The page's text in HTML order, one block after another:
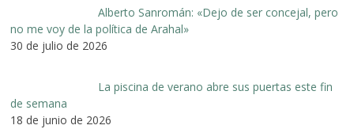
Alberto Sanromán: «Dejo de ser concejal, pero
no me voy de la política de Arahal»
30 de julio de 2026
La piscina de verano abre sus puertas este fin
de semana
18 de junio de 2026